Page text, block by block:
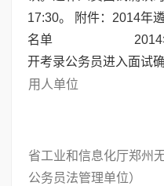
17:30。 附件：2014年
名单 2014年11月
开考录公务员进入面试
用人单位
省工业和信息化厅郑州
公务员法管理单位）